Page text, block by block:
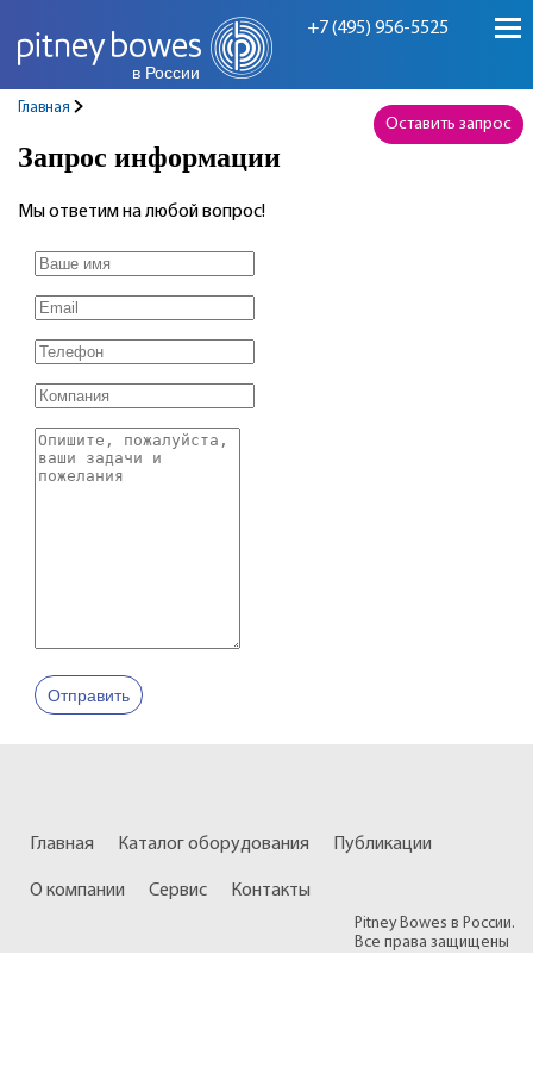
в России
+7 (495) 956-5525
Оставить запрос
Главная
Запрос информации
Мы ответим на любой вопрос!
Отправить
Главная Каталог оборудования Публикации
О компании Сервис Контакты
Pitney Bowes в России.
Все права защищены